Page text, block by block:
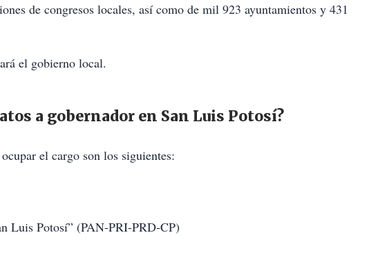
de congresos locales, así como de mil 923 ayuntamientos y 431
el gobierno local.
a gobernador en San Luis Potosí?
el cargo son los siguientes:
Luis Potosí” (PAN-PRI-PRD-CP)